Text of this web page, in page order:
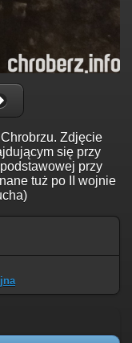
Zdjęcie
się przy
przy
tuż po II wojnie